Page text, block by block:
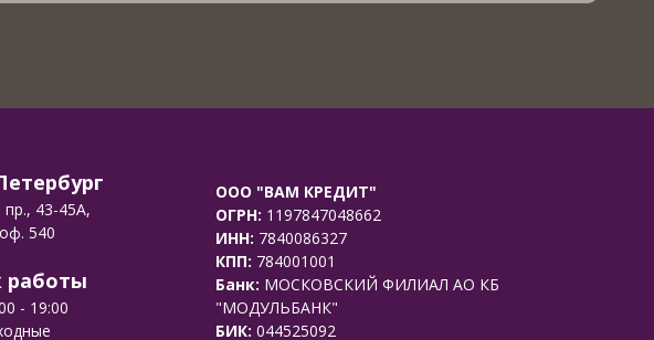
пр., 43-45А,
540
работы
- 19:00
ООО "ВАМ КРЕДИТ"
ОГРН: 1197847048662
ИНН: 7840086327
КПП: 784001001
Банк: МОСКОВСКИЙ ФИЛИАЛ АО КБ
"МОДУЛЬБАНК"
БИК: 044525092